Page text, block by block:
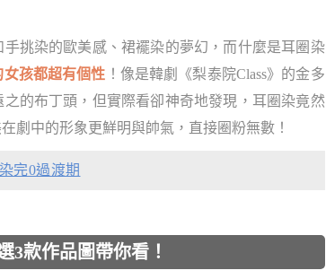
挑染的歐美感、裙襬染的夢幻，而什麼是耳圈染
女孩都超有個性 ！像是韓劇《梨泰院Class》的金多
的布丁頭，但實際看卻神奇地發現，耳圈染竟然
劇中的形象更鮮明與帥氣，直接圈粉無數！
完0過渡期
3款作品圖帶你看！